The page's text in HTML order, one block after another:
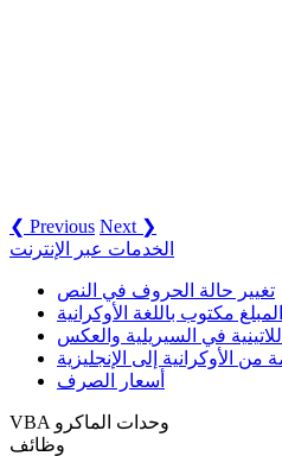
❮ Previous Next ❯
الخدمات عبر الإنترنت
تغيير حالة الحروف في النص
المبلغ مكتوب باللغة الأوكرانية
في السيريلية والعكس
من الأوكرانية إلى الإنجليزية
أسعار الصرف
VBA وحدات الماكرو
وظائف